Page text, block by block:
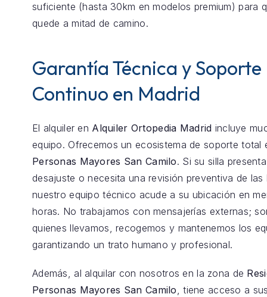
suficiente (hasta 30km en modelos premium) para
quede a mitad de camino.
Garantía Técnica y Soporte
Continuo en Madrid
El alquiler en Alquiler Ortopedia Madrid incluye
equipo. Ofrecemos un ecosistema de soporte total
Personas Mayores San Camilo. Si su silla
desajuste o necesita una revisión preventiva de las
nuestro equipo técnico acude a su ubicación en
horas. No trabajamos con mensajerías externas;
quienes llevamos, recogemos y mantenemos los
garantizando un trato humano y profesional.
Además, al alquilar con nosotros en la zona de
Personas Mayores San Camilo, tiene acceso a